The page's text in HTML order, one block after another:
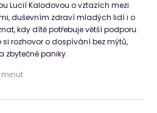
Lucií Kalodovou o vztazích mezi
duševním zdraví mladých lidí i o
kdy dítě potřebuje větší podporu.
si rozhovor o dospívání bez mýtů,
zbytečné paniky.
minut